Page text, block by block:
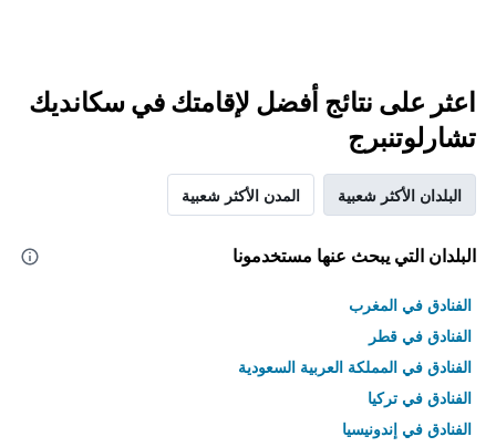
اعثر على نتائج أفضل لإقامتك في سكانديك
تشارلوتنبرج
البلدان الأكثر شعبية المدن الأكثر شعبية
البلدان التي يبحث عنها مستخدمونا
الفنادق في المغرب
الفنادق في قطر
الفنادق في المملكة العربية السعودية
الفنادق في تركيا
الفنادق في إندونيسيا